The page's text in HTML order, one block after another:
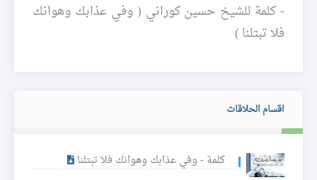
- كلمة للشيخ حسين كوراني ( وفي عذابك وهوانك
فلا تبتلنا )
اقسام الحلاقات
كلمة - وفي عذابك وهوانك فلا تبتلنا